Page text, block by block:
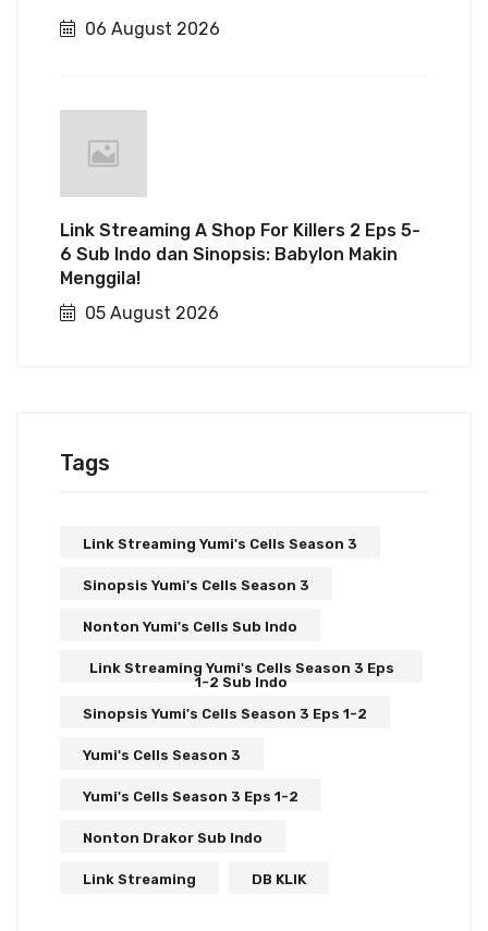
06 August 2026
Link Streaming A Shop For Killers 2 Eps 5-
6 Sub Indo dan Sinopsis: Babylon Makin
Menggila!
05 August 2026
Tags
Link Streaming Yumi's Cells Season 3
Sinopsis Yumi's Cells Season 3
Nonton Yumi's Cells Sub Indo
Link Streaming Yumi's Cells Season 3 Eps
1-2 Sub Indo
Sinopsis Yumi's Cells Season 3 Eps 1-2
Yumi's Cells Season 3
Yumi's Cells Season 3 Eps 1-2
Nonton Drakor Sub Indo
Link Streaming DB KLIK